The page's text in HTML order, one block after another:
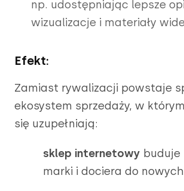
np. udostępniając lepsze
wizualizacje i materiały
Efekt:
Zamiast rywalizacji powstaje
ekosystem sprzedaży, w
się uzupełniają:
sklep internetowy
marki i dociera do